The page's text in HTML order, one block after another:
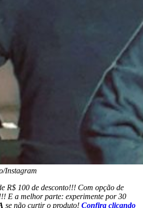
Instagram
R$ 100 de desconto!!! Com opção de
E a melhor parte: experimente por 30
se não curtir o produto! Confira clicando